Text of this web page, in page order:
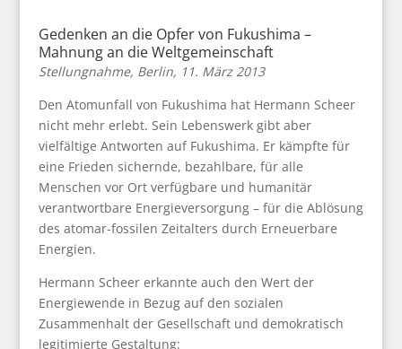
Gedenken an die Opfer von Fukushima –
Mahnung an die Weltgemeinschaft
Stellungnahme, Berlin, 11. März 2013
Den Atomunfall von Fukushima hat Hermann Scheer
nicht mehr erlebt. Sein Lebenswerk gibt aber
vielfältige Antworten auf Fukushima. Er kämpfte für
eine Frieden sichernde, bezahlbare, für alle
Menschen vor Ort verfügbare und humanitär
verantwortbare Energieversorgung – für die Ablösung
des atomar-fossilen Zeitalters durch Erneuerbare
Energien.
Hermann Scheer erkannte auch den Wert der
Energiewende in Bezug auf den sozialen
Zusammenhalt der Gesellschaft und demokratisch
legitimierte Gestaltung: